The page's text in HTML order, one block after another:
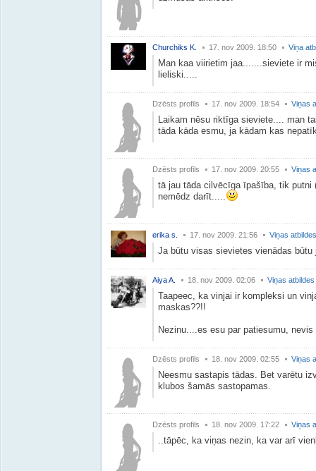
Churchiks K. 17. nov 2009. 18:50 Viņa
Man kaa viirietim jaa.......sieviete ir
lieliski.....
Dzēsts profils 17. nov 2009. 18:54 Viņas
Laikam nēsu riktīga sieviete.... man
tāda kāda esmu, ja kādam kas
Dzēsts profils 17. nov 2009. 20:55 Viņas
tā jau tāda cilvēcīga īpašība, tik
nemēdz darīt.....
erika s. 17. nov 2009. 21:56 Viņas atbildes
Ja būtu visas sievietes vienādas
Aiya A. 18. nov 2009. 02:06 Viņas atbildes
Taapeec, ka vinjai ir kompleksi un
maskas??!!
Nezinu....es esu par patiesumu,
Dzēsts profils 18. nov 2009. 02:55 Viņas
Neesmu sastapis tādas. Bet varētu
klubos šamās sastopamas.
Dzēsts profils 18. nov 2009. 17:22 Viņas
..tāpēc, ka viņas nezin, ka var arī